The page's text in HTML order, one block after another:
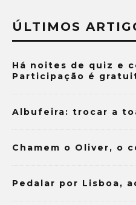
ÚLTIMOS
Há noites de quiz e
Participação é
Albufeira: trocar a
Chamem o Oliver, o
Pedalar por Lisboa,